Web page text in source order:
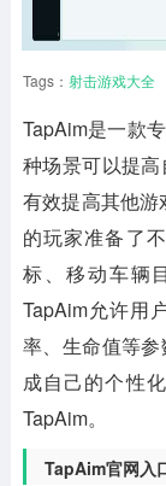
Tags： 射击游戏大全
TapAim是一款
种场景可以提
有效提高其他游
的玩家准备了
标、移动车辆
TapAim允许用
率、生命值等
成自己的个性
TapAim。
TapAim官网入